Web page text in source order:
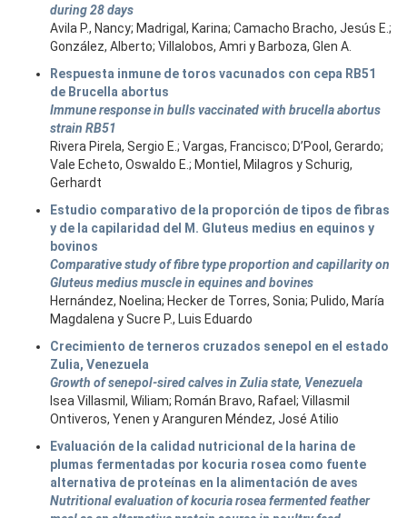
during 28 days
Avila P., Nancy; Madrigal, Karina; Camacho Bracho, Jesús E.;
González, Alberto; Villalobos, Amri y Barboza, Glen A.
Respuesta inmune de toros vacunados con cepa RB51
de Brucella abortus
Immune response in bulls vaccinated with brucella abortus
strain RB51
Rivera Pirela, Sergio E.; Vargas, Francisco; D’Pool, Gerardo;
Vale Echeto, Oswaldo E.; Montiel, Milagros y Schurig,
Gerhardt
Estudio comparativo de la proporción de tipos de fibras
y de la capilaridad del M. Gluteus medius en equinos y
bovinos
Comparative study of fibre type proportion and capillarity on
Gluteus medius muscle in equines and bovines
Hernández, Noelina; Hecker de Torres, Sonia; Pulido, María
Magdalena y Sucre P., Luis Eduardo
Crecimiento de terneros cruzados senepol en el estado
Zulia, Venezuela
Growth of senepol-sired calves in Zulia state, Venezuela
Isea Villasmil, Wiliam; Román Bravo, Rafael; Villasmil
Ontiveros, Yenen y Aranguren Méndez, José Atilio
Evaluación de la calidad nutricional de la harina de
plumas fermentadas por kocuria rosea como fuente
alternativa de proteínas en la alimentación de aves
Nutritional evaluation of kocuria rosea fermented feather